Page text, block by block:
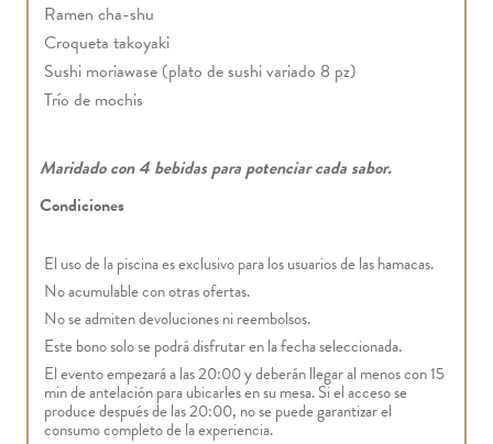
Ramen cha-shu
Croqueta takoyaki
Sushi moriawase (plato de sushi variado 8 pz)
Trío de mochis
Maridado con 4 bebidas para potenciar cada sabor.
Condiciones
El uso de la piscina es exclusivo para los usuarios de las hamacas.
No acumulable con otras ofertas.
No se admiten devoluciones ni reembolsos.
Este bono solo se podrá disfrutar en la fecha seleccionada.
El evento empezará a las 20:00 y deberán llegar al menos con 15
min de antelación para ubicarles en su mesa. Si el acceso se
produce después de las 20:00, no se puede garantizar el
consumo completo de la experiencia.